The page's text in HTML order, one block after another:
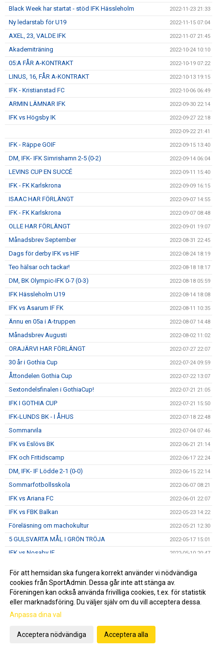
Black Week har startat - stöd IFK Hässleholm 2022-11-23 21:33
Ny ledarstab för U19 2022-11-15 07:04
AXEL, 23, VALDE IFK 2022-11-07 21:45
Akademiträning 2022-10-24 10:10
05:A FÅR A-KONTRAKT 2022-10-19 07:22
LINUS, 16, FÅR A-KONTRAKT 2022-10-13 19:15
IFK - Kristianstad FC 2022-10-06 06:49
ARMIN LÄMNAR IFK 2022-09-30 22:14
IFK vs Högsby IK 2022-09-27 22:18
2022-09-22 21:41
IFK - Räppe GOIF 2022-09-15 13:40
DM, IFK- IFK Simrishamn 2-5 (0-2) 2022-09-14 06:04
LEVINS CUP EN SUCCÉ 2022-09-11 15:40
IFK - FK Karlskrona 2022-09-09 16:15
ISAAC HAR FÖRLÄNGT 2022-09-07 14:55
IFK - FK Karlskrona 2022-09-07 08:48
OLLE HAR FÖRLÄNGT 2022-09-01 19:07
Månadsbrev September 2022-08-31 22:45
Dags för derby IFK vs HIF 2022-08-24 18:19
Teo hälsar och tackar! 2022-08-18 18:17
DM, BK Olympic-IFK 0-7 (0-3) 2022-08-18 05:59
IFK Hässleholm U19 2022-08-14 18:08
IFK vs Asarum IF FK 2022-08-11 10:35
Ännu en 05a i A-truppen 2022-08-07 14:48
Månadsbrev Augusti 2022-08-02 11:02
ORAJÄRVI HAR FÖRLÄNGT 2022-07-27 22:07
30 år i Gothia Cup 2022-07-24 09:59
Åttondelen Gothia Cup 2022-07-22 13:07
Sextondelsfinalen i GothiaCup! 2022-07-21 21:05
IFK I GOTHIA CUP 2022-07-21 15:50
IFK-LUNDS BK - I ÅHUS 2022-07-18 22:48
Sommarvila 2022-07-04 07:46
IFK vs Eslövs BK 2022-06-21 21:14
IFK och Fritidscamp 2022-06-17 22:24
DM, IFK- IF Lödde 2-1 (0-0) 2022-06-15 22:14
Sommarfotbollsskola 2022-06-07 08:21
IFK vs Ariana FC 2022-06-01 22:07
IFK vs FBK Balkan 2022-05-23 14:22
Föreläsning om machokultur 2022-05-21 12:30
5 GULSVARTA MÅL I GRÖN TRÖJA 2022-05-17 15:01
IFK vs Nosaby IF 2022-05-10 20:47
DERBY PÅ FREDAG - VI SES PÅ ZUPERBOWL 2022-05-04 16:20
Helsingborgs IF - IFK Norrköping 2022-05-04 10:51
IFK-auktion IDAG 11.00
IFK vs Österlens FF
IFK vs FC Rosengård
För att hemsidan ska fungera korrekt använder vi nödvändiga
cookies från SportAdmin. Dessa går inte att stänga av.
Föreningen kan också använda frivilliga cookies, t.ex. för statistik
eller marknadsföring. Du väljer själv om du vill acceptera dessa.
Anpassa dina val
Acceptera nödvändiga Acceptera alla